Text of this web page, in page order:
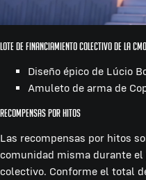
Lote de financiamiento colectivo de la
Diseño épico de Lúcio
Amuleto de arma de
Recompensas por hitos
Las recompensas por hitos
comunidad misma durante
colectivo. Conforme el total